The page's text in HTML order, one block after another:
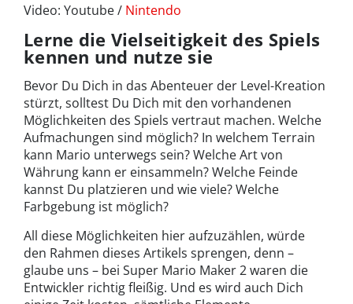
Video: Youtube / Nintendo
Lerne die Vielseitigkeit des Spiels
kennen und nutze sie
Bevor Du Dich in das Abenteuer der Level-Kreation
stürzt, solltest Du Dich mit den vorhandenen
Möglichkeiten des Spiels vertraut machen. Welche
Aufmachungen sind möglich? In welchem Terrain
kann Mario unterwegs sein? Welche Art von
Währung kann er einsammeln? Welche Feinde
kannst Du platzieren und wie viele? Welche
Farbgebung ist möglich?
All diese Möglichkeiten hier aufzuzählen, würde
den Rahmen dieses Artikels sprengen, denn –
glaube uns – bei Super Mario Maker 2 waren die
Entwickler richtig fleißig. Und es wird auch Dich